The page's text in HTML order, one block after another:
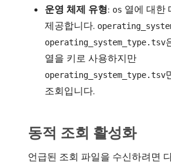
운영 체제 유형: os 열에 대한
제공합니다.
operating_system_type.tsv
열을 키로 사용하지만
operating_system_type.tsv
조회입니다.
동적 조회 활성화
언급된 조회 파일을 수신하려면